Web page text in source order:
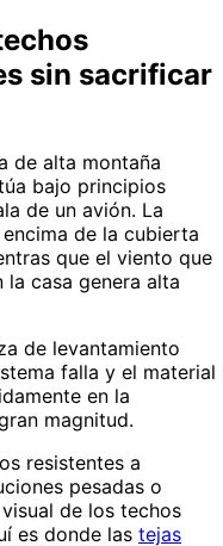
sin sacrificar
de alta montaña
bajo principios
de un avión. La
de la cubierta
que el viento que
casa genera alta
de levantamiento
falla y el material
en la
magnitud.
resistentes a
pesadas o
de los techos
es donde las tejas